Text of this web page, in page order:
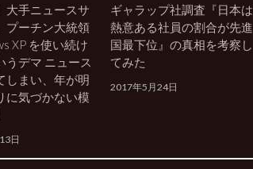
大手ニュースサ
プーチン大統領
XP を使い続け
うデマ ニュース
しまい、年が明
に気づかない模
日
ギャラップ社調査『日本は
熱意ある社員の割合が先進
国最下位』の真相を考察し
てみた
2017年5月24日